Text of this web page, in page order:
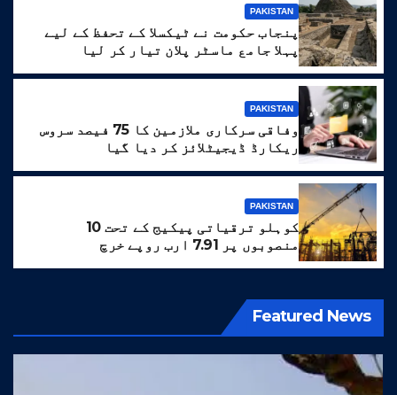
PAKISTAN
پنجاب حکومت نے ٹیکسلا کے تحفظ کے لیے
پہلا جامع ماسٹر پلان تیار کر لیا
PAKISTAN
وفاقی سرکاری ملازمین کا 75 فیصد سروس
ریکارڈ ڈیجیٹلائز کر دیا گیا
PAKISTAN
کوہلو ترقیاتی پیکیج کے تحت 10
منصوبوں پر 7.91 ارب روپے خرچ
Featured News